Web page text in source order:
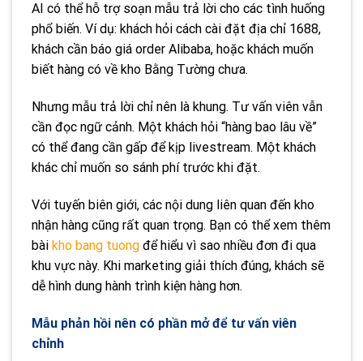
AI có thể hỗ trợ soạn mẫu trả lời cho các tình huống
phổ biến. Ví dụ: khách hỏi cách cài đặt địa chỉ 1688,
khách cần báo giá order Alibaba, hoặc khách muốn
biết hàng có về kho Bằng Tường chưa.
Nhưng mẫu trả lời chỉ nên là khung. Tư vấn viên vẫn
cần đọc ngữ cảnh. Một khách hỏi “hàng bao lâu về”
có thể đang cần gấp để kịp livestream. Một khách
khác chỉ muốn so sánh phí trước khi đặt.
Với tuyến biên giới, các nội dung liên quan đến kho
nhận hàng cũng rất quan trọng. Bạn có thể xem thêm
bài kho bang tuong để hiểu vì sao nhiều đơn đi qua
khu vực này. Khi marketing giải thích đúng, khách sẽ
dễ hình dung hành trình kiện hàng hơn.
Mẫu phản hồi nên có phần mở để tư vấn viên
chỉnh